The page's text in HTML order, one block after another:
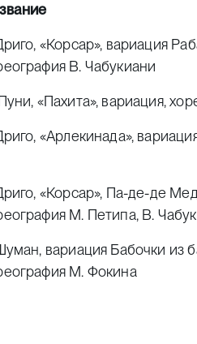
«Корсар», вариация
В. Чабукиани
«Пахита», вариация,
«Арлекинада»,
«Корсар», Па-де-де
М. Петипа, В.
вариация Бабочки из
М. Фокина